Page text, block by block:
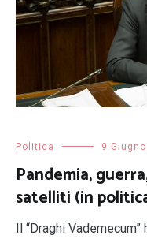
Politica 9
Pandemia,
satelliti (in
Il “Draghi